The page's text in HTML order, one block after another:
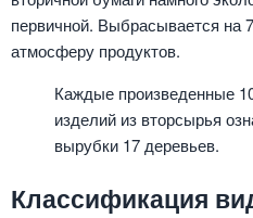
первичной. Выбрасывается на
атмосферу продуктов.
Каждые произведенные
изделий из вторсырья
вырубки 17 деревьев.
Классификация